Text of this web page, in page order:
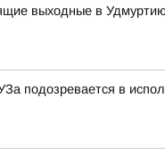
выходные в
подозревается в